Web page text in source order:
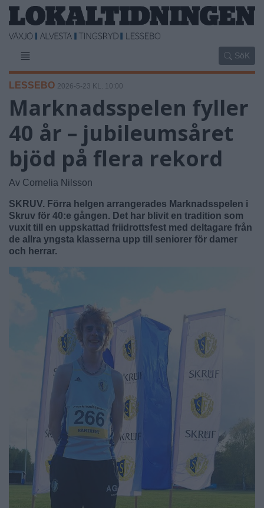
SöK
LESSEBO 2026-5-23 KL. 10:00
Marknadsspelen fyller
40 år – jubileumsåret
bjöd på flera rekord
Av Cornelia Nilsson
SKRUV. Förra helgen arrangerades Marknadsspelen i
Skruv för 40:e gången. Det har blivit en tradition som
vuxit till en uppskattad friidrottsfest med deltagare från
de allra yngsta klasserna upp till seniorer för damer
och herrar.